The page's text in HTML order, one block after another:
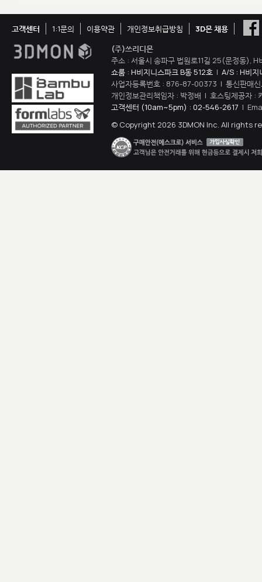
고객센터 1:1문의 이용약관 개인정보취급방침
3D몬 채용
(주)쓰리디몬
주소 : 서울시 송파구 법원로11길 25(문정동),
쇼룸 : H비지니스파크 B동 512호 | A/S : H비지
사업자등록번호 : 876-87-00373 | 통신판매
개인정보관리책임자 : 박정배 | 호스팅제공자 :
고객센터 (10am~5pm) : 02-546-2617 |
© Copyright 2026 3DMON Inc. All rights